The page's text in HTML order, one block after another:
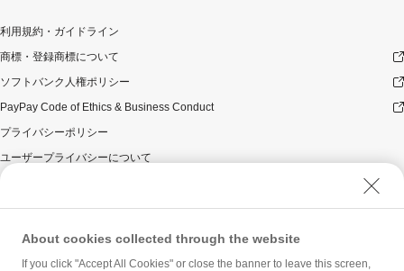
利用規約・ガイドライン
商標・登録商標について
ソフトバンク人権ポリシー
PayPay Code of Ethics & Business Conduct
プライバシーポリシー
ユーザープライバシーについて
ウェブサイト利用規約
反社会的勢力に対する方針
勧誘方針
About cookies collected through the website
If you click "Accept All Cookies" or close the banner to leave this screen,